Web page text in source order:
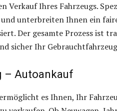
Verkauf Ihres Fahrzeugs.
unterbreiten Ihnen ein
Der gesamte Prozess ist
sicher Ihr
– Autoankauf
es Ihnen, Ihr